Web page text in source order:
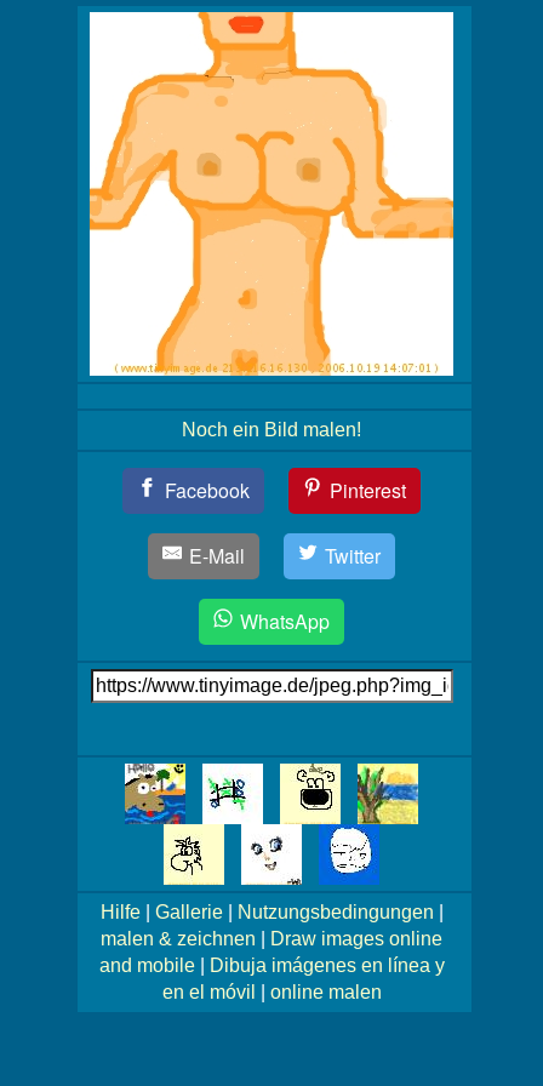
Noch ein Bild malen!
Facebook Pinterest
E-Mail Twitter
WhatsApp
Link
auf's
Mehr
Bilder!
Hilfe| Gallerie| Nutzungsbedingungen
malen & zeichnen
Draw images online
and mobile|
Dibuja imágenes en línea y
en el móvil
online malen